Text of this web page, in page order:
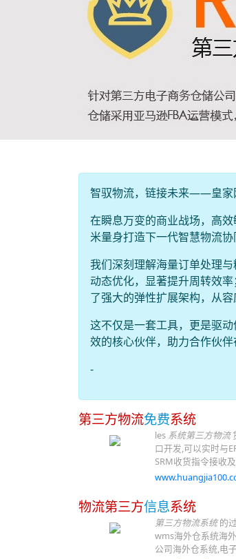
智驭物流，链接未来——皇家
在瞬息万变的商业战场，高
米量身打造下一代智慧物流协
我们深刻理解海量订单处理
动态优化，显著提升周转效
了强大的弹性扩展架构，从
这不仅是一套工具，更是驱
效的核心伙伴，助力合作伙
-
第三方物流免费系统
les 系统第三方物流
口开发,可以实时与
SRM收货指令接收
物流第三方信息系统
第三方物流系统的
wms海外仓系统海
公司海外仓系统,电